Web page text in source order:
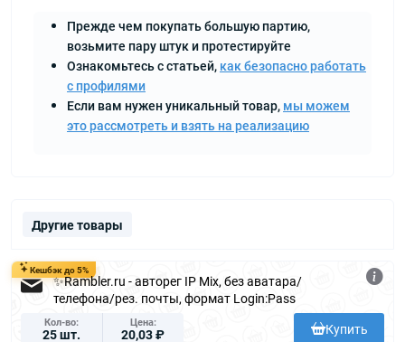
Прежде чем покупать большую партию,
возьмите пару штук и протестируйте
Ознакомьтесь с статьей, как безопасно работать
с профилями
Если вам нужен уникальный товар, мы можем
это рассмотреть и взять на реализацию
Другие товары
Кешбэк до 5%
✨Rambler.ru - авторег IP Mix, без аватара/
телефона/рез. почты, формат Login:Pass
Кол-во
25 шт.
Цена
20,03 ₽ Купить